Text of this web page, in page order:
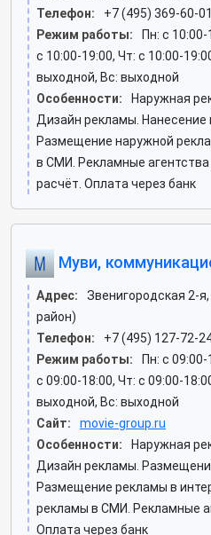
Телефон:
+7 (495) 369-60-01
Режим работы:
Пн: c
c 10:00-19:00, Чт: c 10:00-
выходной, Вс: выходной
Особенности:
Наружная
Дизайн рекламы. Нанесение
Размещение наружной
в СМИ. Рекламные
расчёт. Оплата через банк
Муви,
Адрес:
Звенигородская 2-
район)
Телефон:
+7 (495) 127-72-
Режим работы:
Пн: c
c 09:00-18:00, Чт: c 09:00-
выходной, Вс: выходной
Сайт:
movie-group.ru
Особенности:
Наружная
Дизайн рекламы.
Размещение рекламы в
рекламы в СМИ. Рекламные
Оплата через банк